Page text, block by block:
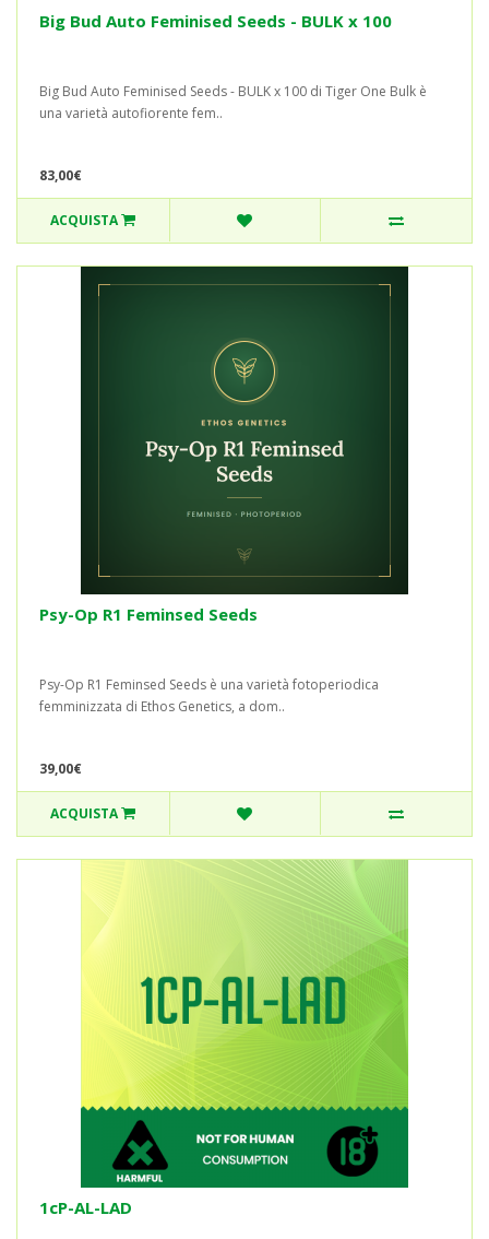
Big Bud Auto Feminised Seeds - BULK x 100
Big Bud Auto Feminised Seeds - BULK x 100 di Tiger One Bulk è
una varietà autofiorente fem..
83,00€
ACQUISTA
Psy-Op R1 Feminsed Seeds
Psy-Op R1 Feminsed Seeds è una varietà fotoperiodica
femminizzata di Ethos Genetics, a dom..
39,00€
ACQUISTA
1cP-AL-LAD